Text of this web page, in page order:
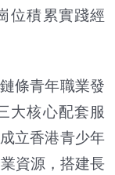
位積累實踐經
條青年職業發
大核心配套服
立香港青少年
資源，搭建長